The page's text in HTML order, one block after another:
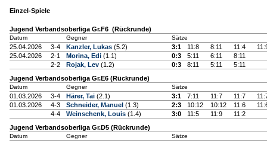
Einzel-Spiele
Jugend Verbandsoberliga Gr.F6 (Rückrunde)
Datum Gegner Sätze
25.04.2026 3-4 Kanzler, Lukas (5.2) 3:1 11:8 8:11 11:4
25.04.2026
2-1 Morina, Edi (1.1) 0:3 5:11 6:11
8:11
2-2
Rojak, Lev (1.2) 0:3 8:11 5:11
5:11
Jugend Verbandsoberliga Gr.E6 (Rückrunde)
Datum Gegner Sätze
01.03.2026 3-4 Härer, Tai (2.1) 3:1 7:11 11:7 11:7
01.03.2026
4-3 Schneider, Manuel (1.3) 2:3 10:12 10:12 11:6
4-4
Weinschenk, Louis (1.4) 3:0 11:5 11:9
11:2
Jugend Verbandsoberliga Gr.D5 (Rückrunde)
Datum Gegner Sätze